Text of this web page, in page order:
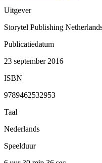
Uitgever
Storytel Publishing
Publicatiedatum
23 september 2016
ISBN
9789462532953
Taal
Nederlands
Speelduur